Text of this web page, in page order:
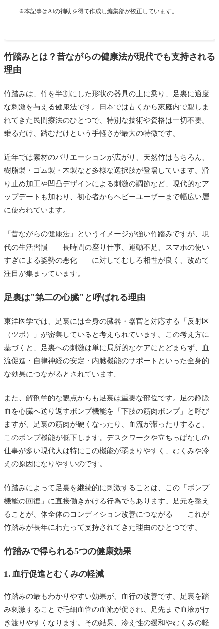
※本記事はAIの補助を得て作成し編集部が校正しています。
竹踏みとは？昔ながらの健康法が現代でも支持される
理由
竹踏みは、竹を半割にした形状の器具の上に乗り、足裏に適度
な刺激を与える健康法です。日本では古くから家庭内で親しま
れてきた民間療法のひとつで、特別な技術や資格は一切不要。
乗るだけ、踏むだけという手軽さが最大の特徴です。
近年では素材のバリエーションが広がり、天然竹はもちろん、
樹脂製・ゴム製・木製など多様な選択肢が登場しています。滑
り止め加工や凹凸デザインによる刺激の調節など、現代的なア
ップデートも加わり、初心者からヘビーユーザーまで幅広い層
に使われています。
「昔ながらの健康法」というイメージが強い竹踏みですが、現
代の生活習慣——長時間の座り仕事、運動不足、スマホの使い
すぎによる姿勢の悪化——に対してむしろ相性が良く、改めて
注目が集まっています。
足裏は"第二の心臓"と呼ばれる理由
東洋医学では、足裏には全身の臓器・器官と対応する「反射区
（ツボ）」が密集していると考えられています。この考え方に
基づくと、足裏への刺激は単に局所的なケアにとどまらず、血
流促進・自律神経の安定・内臓機能のサポートといった全身的
な効果につながるとされています。
また、解剖学的な観点からも足裏は重要な部位です。足の静脈
血を心臓へ送り返すポンプ機能を「下肢の筋肉ポンプ」と呼び
ますが、足裏の筋肉が硬くなったり、血流が滞ったりすると、
このポンプ機能が低下します。デスクワークや立ちっぱなしの
仕事が多い現代人は特にこの機能が弱まりやすく、むくみや冷
えの原因になりやすいのです。
竹踏みによって足裏を継続的に刺激することは、この「ポンプ
機能の回復」に直接働きかける行為でもあります。足元を整え
ることが、体全体のコンディション改善につながる——これが
竹踏みが長年にわたって支持されてきた理由のひとつです。
竹踏みで得られる5つの健康効果
1. 血行促進とむくみの軽減
竹踏みの最もわかりやすい効果が、血行の改善です。足裏を踏
み刺激することで毛細血管の血流が促され、足先まで血液が行
き渡りやすくなります。その結果、冷え性の緩和やむくみの軽